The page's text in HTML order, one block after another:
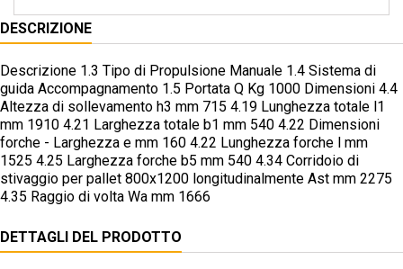
DESCRIZIONE
Descrizione 1.3 Tipo di Propulsione Manuale 1.4 Sistema di
guida Accompagnamento 1.5 Portata Q Kg 1000 Dimensioni 4.4
Altezza di sollevamento h3 mm 715 4.19 Lunghezza totale l1
mm 1910 4.21 Larghezza totale b1 mm 540 4.22 Dimensioni
forche - Larghezza e mm 160 4.22 Lunghezza forche l mm
1525 4.25 Larghezza forche b5 mm 540 4.34 Corridoio di
stivaggio per pallet 800x1200 longitudinalmente Ast mm 2275
4.35 Raggio di volta Wa mm 1666
DETTAGLI DEL PRODOTTO